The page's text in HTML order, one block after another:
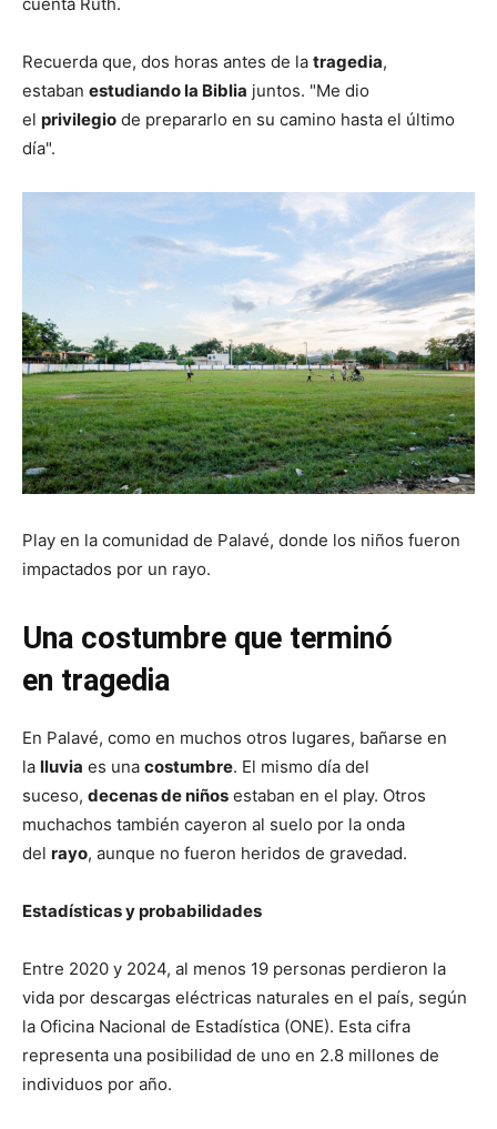
Recuerda que, dos horas antes de la tragedia,
estaban estudiando la Biblia juntos. "Me dio
el privilegio de prepararlo en su camino hasta el último
día".
Play en la comunidad de Palavé, donde los niños fueron
impactados por un rayo.
Una costumbre que terminó
en tragedia
En Palavé, como en muchos otros lugares, bañarse en
la lluvia es una costumbre. El mismo día del
suceso, decenas de niños estaban en el play. Otros
muchachos también cayeron al suelo por la onda
del rayo, aunque no fueron heridos de gravedad.
Estadísticas y probabilidades
Entre 2020 y 2024, al menos 19 personas perdieron la
vida por descargas eléctricas naturales en el país, según
la Oficina Nacional de Estadística (ONE). Esta cifra
representa una posibilidad de uno en 2.8 millones de
individuos por año.